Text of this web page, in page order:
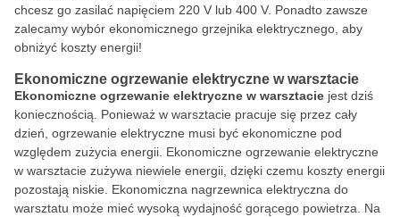
chcesz go zasilać napięciem 220 V lub 400 V. Ponadto zawsze
zalecamy wybór ekonomicznego grzejnika elektrycznego, aby
obniżyć koszty energii!
Ekonomiczne ogrzewanie elektryczne w warsztacie
Ekonomiczne ogrzewanie elektryczne w warsztacie jest dziś
koniecznością. Ponieważ w warsztacie pracuje się przez cały
dzień, ogrzewanie elektryczne musi być ekonomiczne pod
względem zużycia energii. Ekonomiczne ogrzewanie elektryczne
w warsztacie zużywa niewiele energii, dzięki czemu koszty energii
pozostają niskie. Ekonomiczna nagrzewnica elektryczna do
warsztatu może mieć wysoką wydajność gorącego powietrza. Na